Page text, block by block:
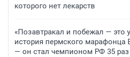
которого нет лекарств
«Позавтракал и побежал — это
история пермского
— он стал чемпионом РФ 35 раз